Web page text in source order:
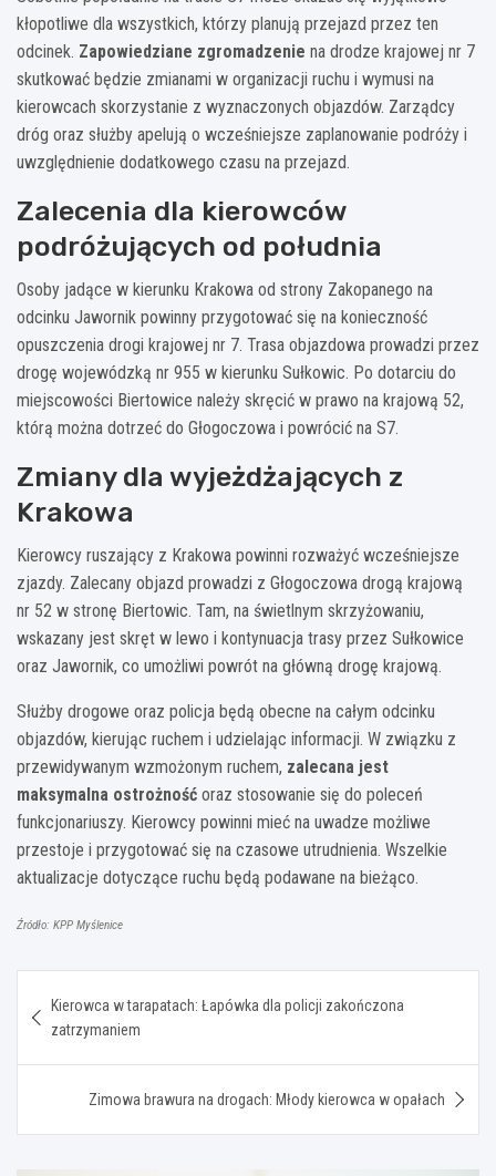
kłopotliwe dla wszystkich, którzy planują przejazd przez ten
odcinek. Zapowiedziane zgromadzenie na drodze krajowej nr 7
skutkować będzie zmianami w organizacji ruchu i wymusi na
kierowcach skorzystanie z wyznaczonych objazdów. Zarządcy
dróg oraz służby apelują o wcześniejsze zaplanowanie podróży i
uwzględnienie dodatkowego czasu na przejazd.
Zalecenia dla kierowców
podróżujących od południa
Osoby jadące w kierunku Krakowa od strony Zakopanego na
odcinku Jawornik powinny przygotować się na konieczność
opuszczenia drogi krajowej nr 7. Trasa objazdowa prowadzi przez
drogę wojewódzką nr 955 w kierunku Sułkowic. Po dotarciu do
miejscowości Biertowice należy skręcić w prawo na krajową 52,
którą można dotrzeć do Głogoczowa i powrócić na S7.
Zmiany dla wyjeżdżających z
Krakowa
Kierowcy ruszający z Krakowa powinni rozważyć wcześniejsze
zjazdy. Zalecany objazd prowadzi z Głogoczowa drogą krajową
nr 52 w stronę Biertowic. Tam, na świetlnym skrzyżowaniu,
wskazany jest skręt w lewo i kontynuacja trasy przez Sułkowice
oraz Jawornik, co umożliwi powrót na główną drogę krajową.
Służby drogowe oraz policja będą obecne na całym odcinku
objazdów, kierując ruchem i udzielając informacji. W związku z
przewidywanym wzmożonym ruchem, zalecana jest
maksymalna ostrożność oraz stosowanie się do poleceń
funkcjonariuszy. Kierowcy powinni mieć na uwadze możliwe
przestoje i przygotować się na czasowe utrudnienia. Wszelkie
aktualizacje dotyczące ruchu będą podawane na bieżąco.
Źródło: KPP Myślenice
wpisu
Kierowca w tarapatach: Łapówka dla policji zakończona
zatrzymaniem
Zimowa brawura na drogach: Młody kierowca w opałach